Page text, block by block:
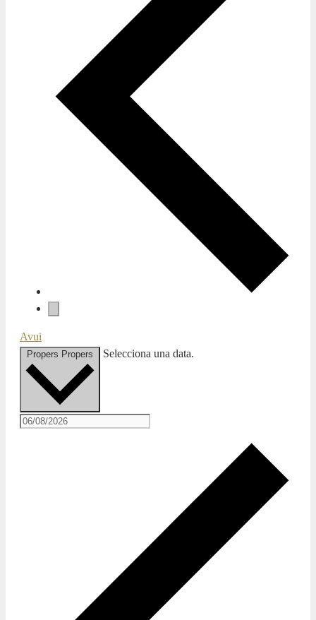
Avui
Propers Propers Selecciona una data.